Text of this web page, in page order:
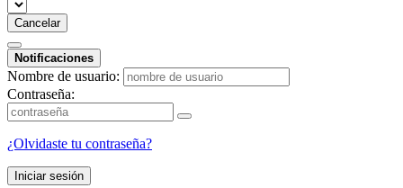
Cancelar
Notificaciones
Nombre de usuario:
Contraseña:
¿Olvidaste tu contraseña?
Iniciar sesión